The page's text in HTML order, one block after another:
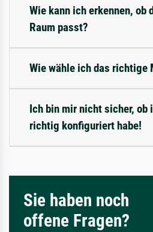
Wie kann ich erkennen, ob
Raum passt?
Wie wähle ich das richtige
Ich bin mir nicht sicher, ob
richtig konfiguriert habe!
Sie haben noch
offene Fragen?